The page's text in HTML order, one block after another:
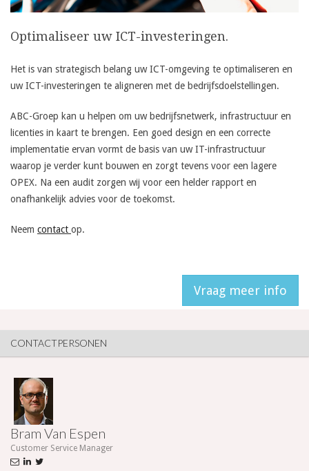
Optimaliseer uw ICT-investeringen.
Het is van strategisch belang uw ICT-omgeving te optimaliseren en
uw ICT-investeringen te aligneren met de bedrijfsdoelstellingen.
ABC-Groep kan u helpen om uw bedrijfsnetwerk, infrastructuur en
licenties in kaart te brengen. Een goed design en een correcte
implementatie ervan vormt de basis van uw IT-infrastructuur
waarop je verder kunt bouwen en zorgt tevens voor een lagere
OPEX. Na een audit zorgen wij voor een helder rapport en
onafhankelijk advies voor de toekomst.
Neem contact op.
CONTACTPERSONEN
Bram Van Espen
Customer Service Manager